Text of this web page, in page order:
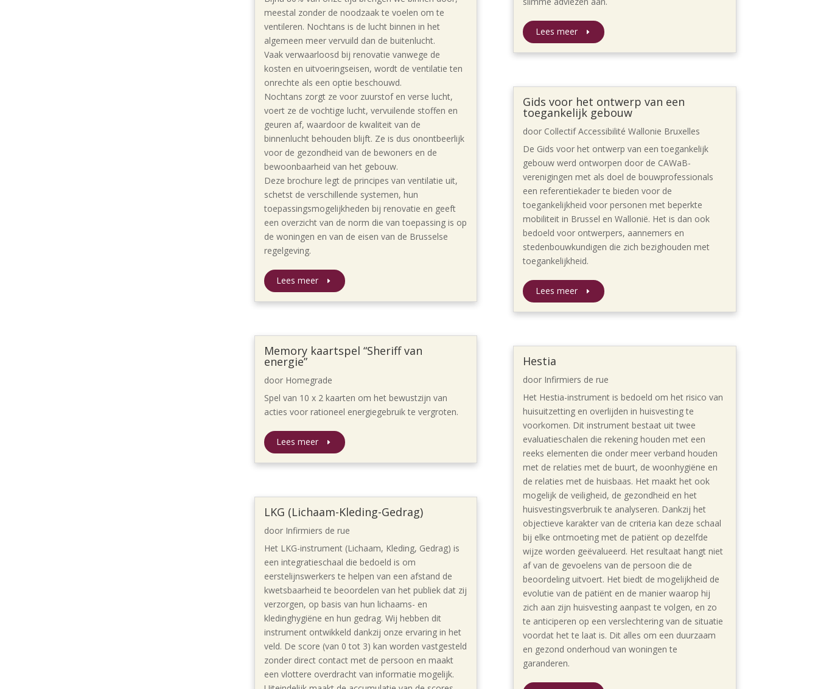
meestal zonder de noodzaak te voelen om te
ventileren. Nochtans is de lucht binnen in het
algemeen meer vervuild dan de buitenlucht.
Vaak verwaarloosd bij renovatie vanwege de
kosten en uitvoeringseisen, wordt de ventilatie ten
onrechte als een optie beschouwd.
Nochtans zorgt ze voor zuurstof en verse lucht,
voert ze de vochtige lucht, vervuilende stoffen en
geuren af, waardoor de kwaliteit van de
binnenlucht behouden blijft. Ze is dus onontbeerlijk
voor de gezondheid van de bewoners en de
bewoonbaarheid van het gebouw.
Deze brochure legt de principes van ventilatie uit,
schetst de verschillende systemen, hun
toepassingsmogelijkheden bij renovatie en geeft
een overzicht van de norm die van toepassing is op
de woningen en van de eisen van de Brusselse
regelgeving.
Lees meer
Memory kaartspel “Sheriff van
energie”
door Homegrade
Spel van 10 x 2 kaarten om het bewustzijn van
acties voor rationeel energiegebruik te vergroten.
Lees meer
LKG (Lichaam-Kleding-Gedrag)
door Infirmiers de rue
Het LKG-instrument (Lichaam, Kleding, Gedrag) is
een integratieschaal die bedoeld is om
eerstelijnswerkers te helpen van een afstand de
kwetsbaarheid te beoordelen van het publiek dat zij
verzorgen, op basis van hun lichaams- en
kledinghygiëne en hun gedrag. Wij hebben dit
instrument ontwikkeld dankzij onze ervaring in het
veld. De score (van 0 tot 3) kan worden vastgesteld
zonder direct contact met de persoon en maakt
een vlottere overdracht van informatie mogelijk.
Lees meer
Gids voor het ontwerp van een
toegankelijk gebouw
door Collectif Accessibilité Wallonie Bruxelles
De Gids voor het ontwerp van een toegankelijk
gebouw werd ontworpen door de CAWaB-
verenigingen met als doel de bouwprofessionals
een referentiekader te bieden voor de
toegankelijkheid voor personen met beperkte
mobiliteit in Brussel en Wallonië. Het is dan ook
bedoeld voor ontwerpers, aannemers en
stedenbouwkundigen die zich bezighouden met
toegankelijkheid.
Lees meer
Hestia
door Infirmiers de rue
Het Hestia-instrument is bedoeld om het risico van
huisuitzetting en overlijden in huisvesting te
voorkomen. Dit instrument bestaat uit twee
evaluatieschalen die rekening houden met een
reeks elementen die onder meer verband houden
met de relaties met de buurt, de woonhygiëne en
de relaties met de huisbaas. Het maakt het ook
mogelijk de veiligheid, de gezondheid en het
huisvestingsverbruik te analyseren. Dankzij het
objectieve karakter van de criteria kan deze schaal
bij elke ontmoeting met de patiënt op dezelfde
wijze worden geëvalueerd. Het resultaat hangt niet
af van de gevoelens van de persoon die de
beoordeling uitvoert. Het biedt de mogelijkheid de
evolutie van de patiënt en de manier waarop hij
zich aan zijn huisvesting aanpast te volgen, en zo
te anticiperen op een verslechtering van de situatie
voordat het te laat is. Dit alles om een duurzaam
en gezond onderhoud van woningen te
garanderen.